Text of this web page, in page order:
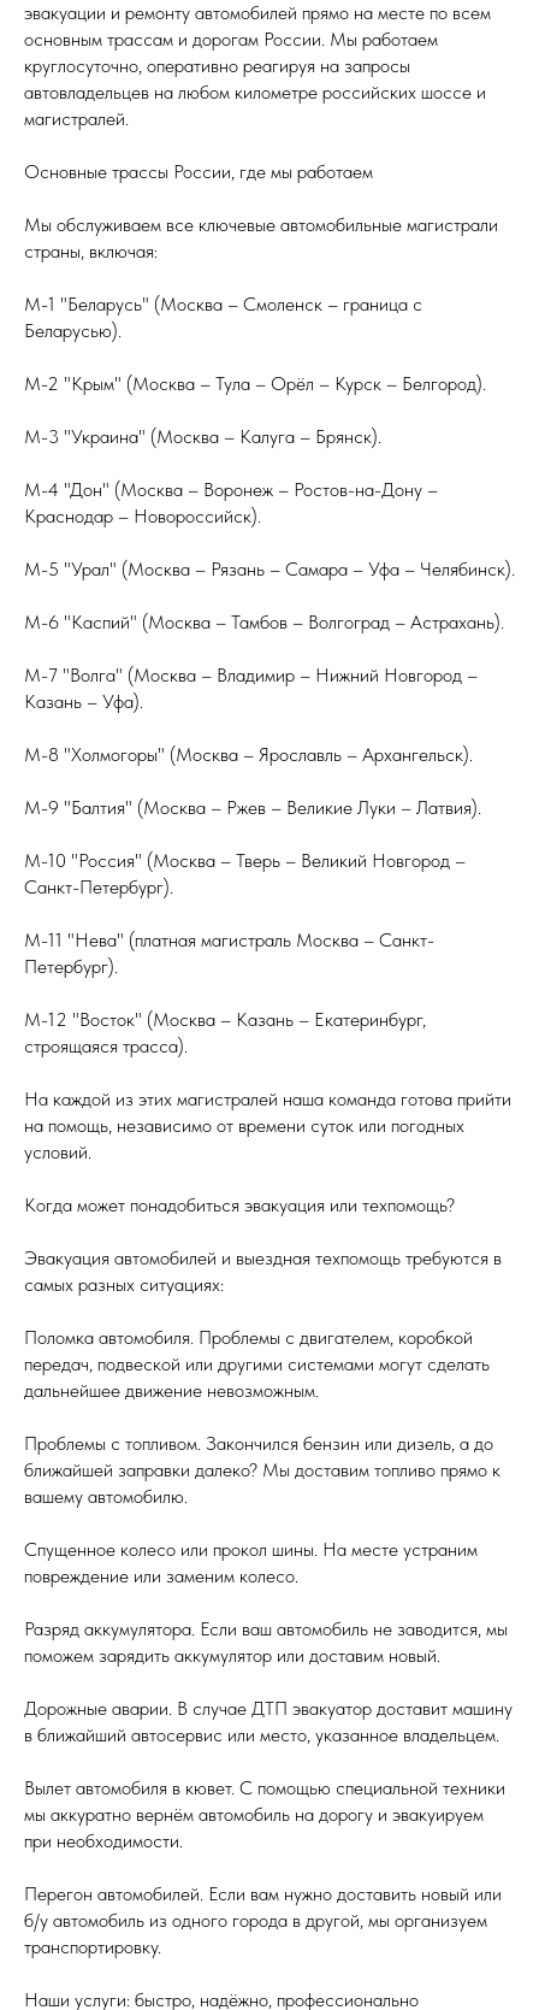
эвакуации и ремонту автомобилей прямо на месте по всем
основным трассам и дорогам России. Мы работаем
круглосуточно, оперативно реагируя на запросы
автовладельцев на любом километре российских шоссе и
магистралей.
Основные трассы России, где мы работаем
Мы обслуживаем все ключевые автомобильные магистрали
страны, включая:
М-1 "Беларусь" (Москва – Смоленск – граница с
Беларусью).
М-2 "Крым" (Москва – Тула – Орёл – Курск – Белгород).
М-3 "Украина" (Москва – Калуга – Брянск).
М-4 "Дон" (Москва – Воронеж – Ростов-на-Дону –
Краснодар – Новороссийск).
М-5 "Урал" (Москва – Рязань – Самара – Уфа – Челябинск).
М-6 "Каспий" (Москва – Тамбов – Волгоград – Астрахань).
М-7 "Волга" (Москва – Владимир – Нижний Новгород –
Казань – Уфа).
М-8 "Холмогоры" (Москва – Ярославль – Архангельск).
М-9 "Балтия" (Москва – Ржев – Великие Луки – Латвия).
М-10 "Россия" (Москва – Тверь – Великий Новгород –
Санкт-Петербург).
М-11 "Нева" (платная магистраль Москва – Санкт-
Петербург).
М-12 "Восток" (Москва – Казань – Екатеринбург,
строящаяся трасса).
На каждой из этих магистралей наша команда готова прийти
на помощь, независимо от времени суток или погодных
условий.
Когда может понадобиться эвакуация или техпомощь?
Эвакуация автомобилей и выездная техпомощь требуются в
самых разных ситуациях:
Поломка автомобиля. Проблемы с двигателем, коробкой
передач, подвеской или другими системами могут сделать
дальнейшее движение невозможным.
Проблемы с топливом. Закончился бензин или дизель, а до
ближайшей заправки далеко? Мы доставим топливо прямо к
вашему автомобилю.
Спущенное колесо или прокол шины. На месте устраним
повреждение или заменим колесо.
Разряд аккумулятора. Если ваш автомобиль не заводится, мы
поможем зарядить аккумулятор или доставим новый.
Дорожные аварии. В случае ДТП эвакуатор доставит машину
в ближайший автосервис или место, указанное владельцем.
Вылет автомобиля в кювет. С помощью специальной техники
мы аккуратно вернём автомобиль на дорогу и эвакуируем
при необходимости.
Перегон автомобилей. Если вам нужно доставить новый или
б/у автомобиль из одного города в другой, мы организуем
транспортировку.
Наши услуги: быстро, надёжно, профессионально